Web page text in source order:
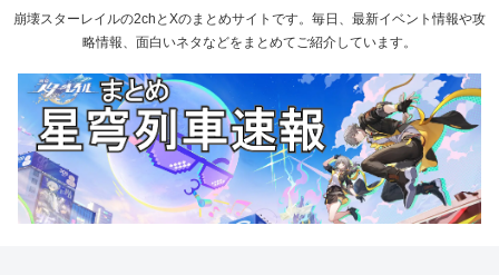
崩壊スターレイルの2chとXのまとめサイトです。毎日、最新イベント情報や攻
略情報、面白いネタなどをまとめてご紹介しています。